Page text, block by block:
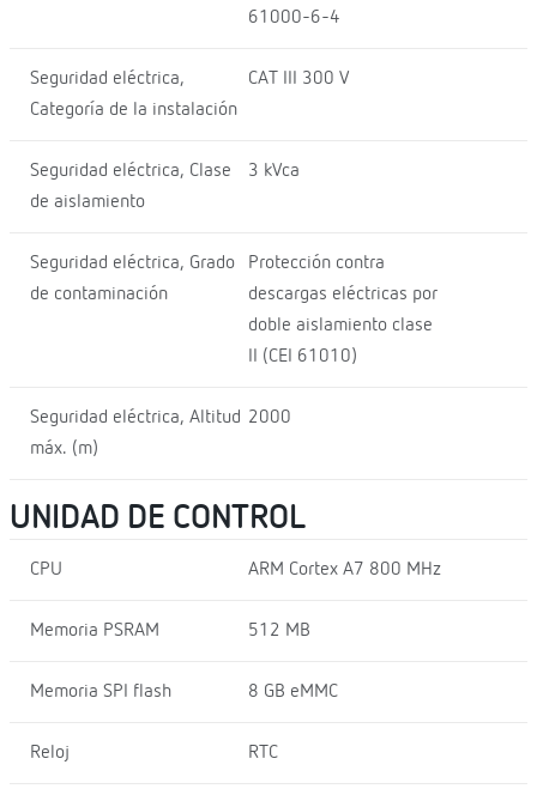
61000-6-4
Seguridad eléctrica,
Categoría de la instalación
CAT III 300 V
Seguridad eléctrica, Clase
de aislamiento
3 kVca
Seguridad eléctrica, Grado
de contaminación
Protección contra
descargas eléctricas por
doble aislamiento clase
II (CEI 61010)
Seguridad eléctrica, Altitud
máx. (m)
2000
UNIDAD DE CONTROL
CPU ARM Cortex A7 800 MHz
Memoria PSRAM 512 MB
Memoria SPI flash 8 GB eMMC
Reloj RTC